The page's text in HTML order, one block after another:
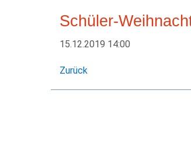
Schüler-
15.12.2019 14:00
Zurück